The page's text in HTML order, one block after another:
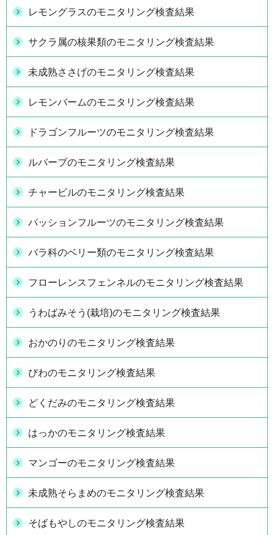
レモングラスのモニタリング検査結果
サクラ属の核果類のモニタリング検査結果
未成熟ささげのモニタリング検査結果
レモンバームのモニタリング検査結果
ドラゴンフルーツのモニタリング検査結果
ルバーブのモニタリング検査結果
チャービルのモニタリング検査結果
パッションフルーツのモニタリング検査結果
バラ科のベリー類のモニタリング検査結果
フローレンスフェンネルのモニタリング検査結果
うわばみそう(栽培)のモニタリング検査結果
おかのりのモニタリング検査結果
びわのモニタリング検査結果
どくだみのモニタリング検査結果
はっかのモニタリング検査結果
マンゴーのモニタリング検査結果
未成熟そらまめのモニタリング検査結果
そばもやしのモニタリング検査結果